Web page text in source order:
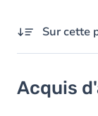
Sur cette
Objectifs
Acquis